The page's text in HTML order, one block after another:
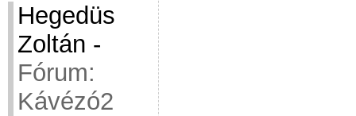
Hegedüs
Zoltán -
Fórum:
Kávézó2